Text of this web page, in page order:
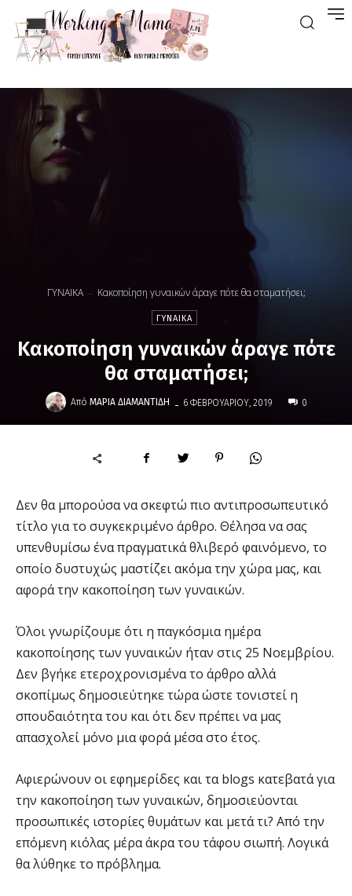
ΓΥΝΑΙΚΑ Κακοποίηση γυναικών άραγε πότε θα σταματήσει;
ΓΥΝΑΙΚΑ
Κακοποίηση γυναικών άραγε πότε
θα σταματήσει;
Από ΜΑΡΊΑ ΔΙΑΜΑΝΤΊΔΗ - 6 ΦΕΒΡΟΥΑΡΊΟΥ, 2019 0
Δεν θα μπορούσα να σκεφτώ πιο αντιπροσωπευτικό
τίτλο για το συγκεκριμένο άρθρο. Θέλησα να σας
υπενθυμίσω ένα πραγματικά θλιβερό φαινόμενο, το
οποίο δυστυχώς μαστίζει ακόμα την χώρα μας, και
αφορά την κακοποίηση των γυναικών.
Όλοι γνωρίζουμε ότι η παγκόσμια ημέρα
κακοποίησης των γυναικών ήταν στις 25 Νοεμβρίου.
Δεν βγήκε ετεροχρονισμένα το άρθρο αλλά
σκοπίμως δημοσιεύτηκε τώρα ώστε τονιστεί η
σπουδαιότητα του και ότι δεν πρέπει να μας
απασχολεί μόνο μια φορά μέσα στο έτος.
Αφιερώνουν οι εφημερίδες και τα blogs κατεβατά για
την κακοποίηση των γυναικών, δημοσιεύονται
προσωπικές ιστορίες θυμάτων και μετά τι? Από την
επόμενη κιόλας μέρα άκρα του τάφου σιωπή. Λογικά
θα λύθηκε το πρόβλημα.